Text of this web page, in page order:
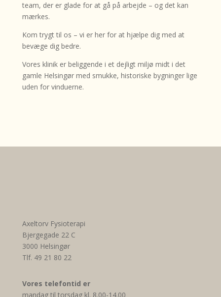
team, der er glade for at gå på arbejde – og det kan
mærkes.
Kom trygt til os – vi er her for at hjælpe dig med at
bevæge dig bedre.
Vores klinik er beliggende i et dejligt miljø midt i det
gamle Helsingør med smukke, historiske bygninger lige
uden for vinduerne.
Axeltorv Fysioterapi
Bjergegade 22 C
3000 Helsingør
Tlf. 49 21 80 22
Vores telefontid er
mandag til torsdag kl. 8.00-14.00